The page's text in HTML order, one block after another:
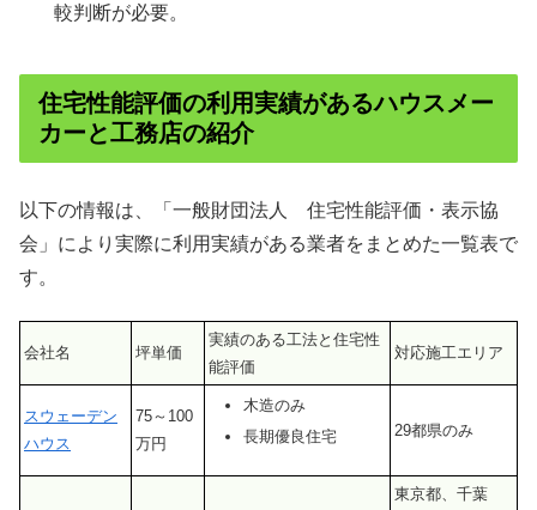
較判断が必要。
住宅性能評価の利用実績があるハウスメー
カーと工務店の紹介
以下の情報は、「一般財団法人 住宅性能評価・表示協
会」により実際に利用実績がある業者をまとめた一覧表で
す。
会社名 坪単価
実績のある工法と住宅性
能評価
対応施工エリア
スウェーデン
ハウス
75～100
万円
木造のみ
長期優良住宅
29都県のみ
東京都、千葉